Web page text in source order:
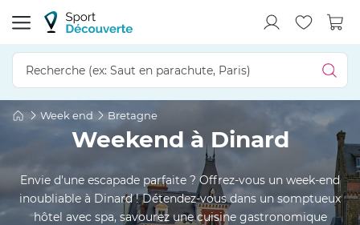
Week end Bretagne
Weekend à Dinard
Envie d'une escapade parfaite ? Offrez-vous un week-end
inoubliable à Dinard ! Détendez-vous dans un somptueux
hôtel avec spa, savourez une cuisine gastronomique